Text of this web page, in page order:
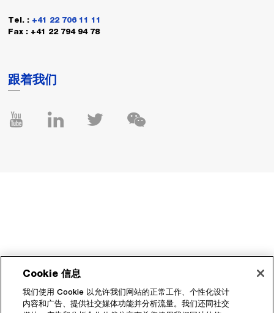
Tel. : +41 22 706 11 11
Fax : +41 22 794 94 78
跟着我们
Cookie 信息
我们使用 Cookie 以允许我们网站的正常工作、个性化设计
内容和广告、提供社交媒体功能并分析流量。我们还同社交